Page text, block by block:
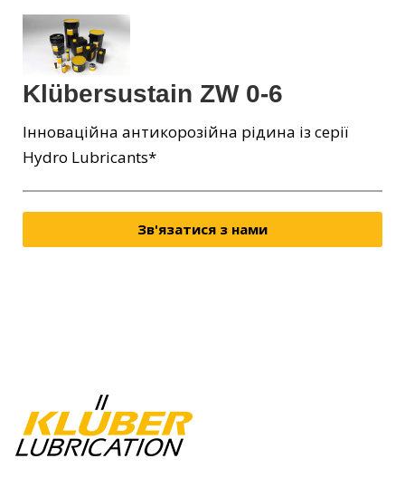
Klübersustain ZW 0-6
Інноваційна антикорозійна рідина із серії
Hydro Lubricants*
Зв'язатися з нами